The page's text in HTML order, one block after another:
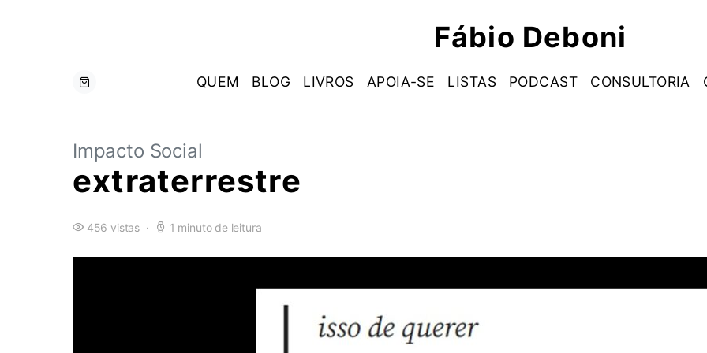
Fábio Deboni
QUEM BLOG LIVROS APOIA-SE LISTAS PODCAST CONSULTORIA
Impacto Social
​extraterrestre
456 vistas 1 minuto de leitura